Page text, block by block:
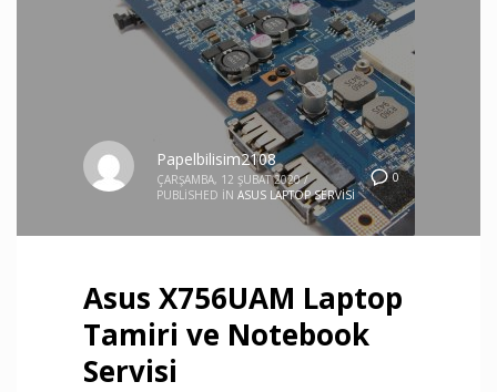
0
Papelbilisim2108
ÇARŞAMBA, 12 ŞUBAT 2020 /
PUBLISHED IN ASUS LAPTOP SERVISI
Asus X756UAM Laptop
Tamiri ve Notebook
Servisi